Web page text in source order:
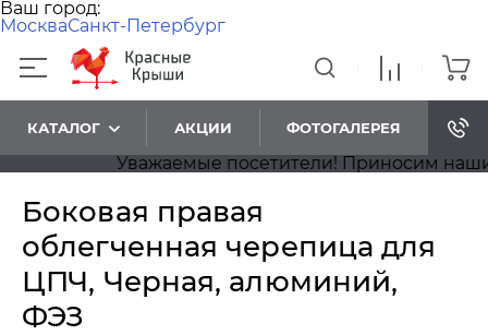
Ваш город:
МоскваСанкт-Петербург
КАТАЛОГ АКЦИИ ФОТОГАЛЕРЕЯ
Уважаемые посетители! Приносим наши
Боковая правая
облегченная черепица для
ЦПЧ, Черная, алюминий,
ФЭЗ